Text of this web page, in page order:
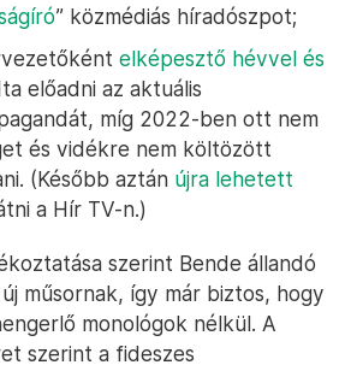
” közmédiás híradószpot;
elképesztő hévvel és
előadni az aktuális
míg 2022-ben ott nem
és vidékre nem költözött
(Később aztán újra lehetett
a Hír TV-n.)
szerint Bende állandó
műsornak, így már biztos, hogy
monológok nélkül. A
szerint a fideszes